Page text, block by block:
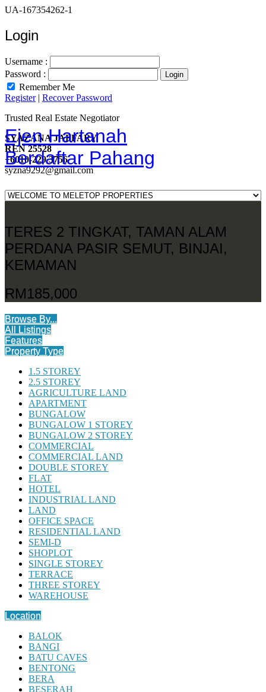
UA-167354262-1
Login
Username :
Password :
Remember Me
Register| Recover Password
Ejen Hartanah
Berdaftar Pahang
Trusted Real Estate Negotiator
SYAZANA JAFFARY
REN 25528
+6010-229 3756
syzna9292@gmail.com
TERES 2 TINGKAT, TAMAN ALAM
PERDANA PASIR SEMUT, BINJAI,
KEMAMAN
RM185,000
Browse By...
All Listings
Features
Property Type
1.5 STOREY
2.5 STOREY
AGRICULTURE LAND
APARTMENT
BUNGALOW
BUNGALOW 1 STOREY
BUNGALOW 2 STOREY
COMMERCIAL
COMMERCIAL LAND
DOUBLE STOREY
FLAT
HOTEL
INDUSTRIAL LAND
LAND
OFFICE SPACE
RESIDENTIAL LAND
SEMI-D
SHOPLOT
SINGLE STOREY
TERRACE
THREE STOREY
WAREHOUSE
Location
BALOK
BANGI
BATU CAVES
BENTONG
BERA
BESERAH